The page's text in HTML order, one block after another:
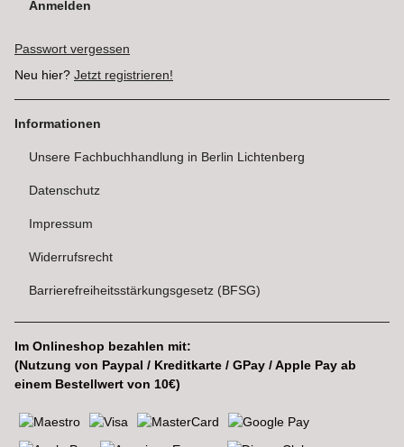
Anmelden
Passwort vergessen
Neu hier? Jetzt registrieren!
Informationen
Unsere Fachbuchhandlung in Berlin Lichtenberg
Datenschutz
Impressum
Widerrufsrecht
Barrierefreiheitsstärkungsgesetz (BFSG)
Im Onlineshop bezahlen mit:
(Nutzung von Paypal / Kreditkarte / GPay / Apple Pay ab
einem Bestellwert von 10€)